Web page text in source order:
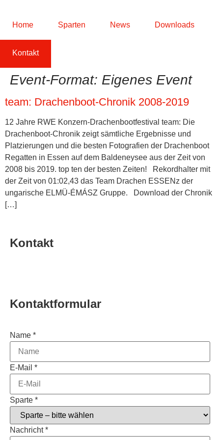
Home Sparten News Downloads
Kontakt
Event-Format: Eigenes Event
team: Drachenboot-Chronik 2008-2019
12 Jahre RWE Konzern-Drachenbootfestival team: Die
Drachenboot-Chronik zeigt sämtliche Ergebnisse und
Platzierungen und die besten Fotografien der Drachenboot
Regatten in Essen auf dem Baldeneysee aus der Zeit von
2008 bis 2019. top ten der besten Zeiten! Rekordhalter mit
der Zeit von 01:02,43 das Team Drachen ESSENz der
ungarische ELMÜ-ÉMÁSZ Gruppe. Download der Chronik
[…]
Kontakt
Kontaktformular
Name *
E-Mail *
Sparte *
Nachricht*